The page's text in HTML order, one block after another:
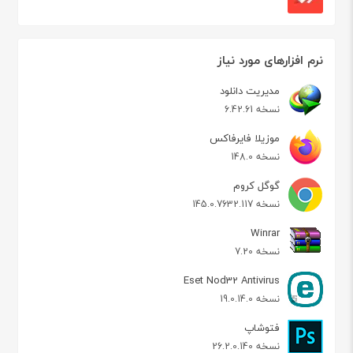
نرم افزارهای مورد نیاز
مدیریت دانلود
نسخه 6.42.61
موزیلا فایرفاکس
نسخه 148.0
گوگل کروم
نسخه 145.0.7632.117
Winrar
نسخه 7.20
Eset Nod32 Antivirus
نسخه 19.0.14.0
فتوشاپ
نسخه 26.2.0.140